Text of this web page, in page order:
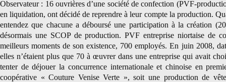
Observateur : 16 ouvrières d’une société de confection (PVF-
en liquidation, ont décidé de reprendre à leur compte la production.
entendez que chacune a déboursé une participation à la création
désormais une SCOP de production. PVF entreprise niortaise de
meilleurs moments de son existence, 700 employés. En juin 2008,
elles n’étaient plus que 70 à œuvrer dans une entreprise qui avait
tenter de déjouer la concurrence internationale et chinoise en
coopérative « Couture Venise Verte », soit une production de